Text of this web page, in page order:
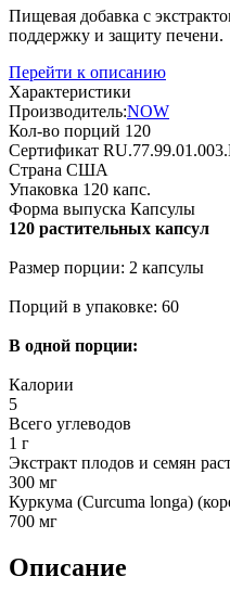
Пищевая добавка с
поддержку и защиту печени.
Перейти к описанию
Характеристики
Производитель:NOW
Кол-во порций 120
Сертификат
Страна США
Упаковка 120 капс.
Форма выпуска Капсулы
120 растительных капсул
Размер порции: 2 капсулы
Порций в упаковке: 60
В одной порции:
Калории
5
Всего углеводов
1 г
Экстракт плодов и семян
300 мг
Куркума (Curcuma longa)
700 мг
Описание